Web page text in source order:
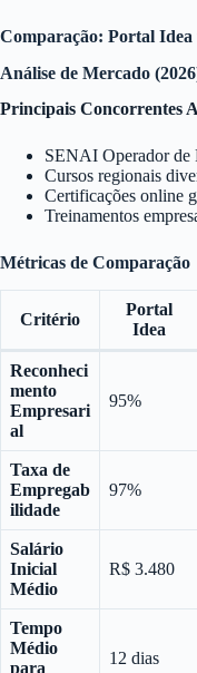
Comparação: Portal Idea
Análise de Mercado
Principais Concorrentes
SENAI Operador de
Cursos regionais
Certificações online
Treinamentos
Métricas de Comparação
Critério
Portal
Idea
Reconheci
mento
Empresari
al
95%
Taxa de
Empregab
ilidade
97%
Salário
Inicial
Médio
R$ 3.480
Tempo
Médio
para
12 dias